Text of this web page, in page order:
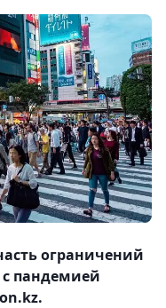
ограничений
с пандемией